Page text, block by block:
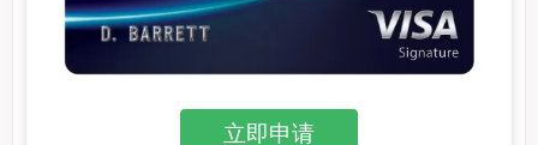
立即申请